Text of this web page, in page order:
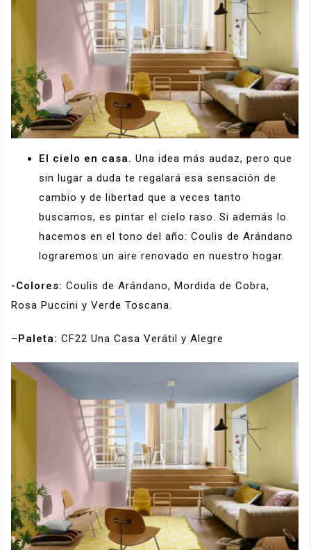
El cielo en casa. Una idea más audaz, pero que
sin lugar a duda te regalará esa sensación de
cambio y de libertad que a veces tanto
buscamos, es pintar el cielo raso. Si además lo
hacemos en el tono del año: Coulis de Arándano
lograremos un aire renovado en nuestro hogar.
-Colores: Coulis de Arándano, Mordida de Cobra,
Rosa Puccini y Verde Toscana.
–Paleta: CF22 Una Casa Verátil y Alegre